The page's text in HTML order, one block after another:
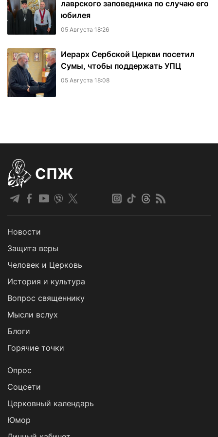
лаврского заповедника по случаю его
юбилея
05 Августа 18:26
Иерарх Сербской Церкви посетил
Сумы, чтобы поддержать УПЦ
05 Августа 18:08
СПЖ
Новости
Защита веры
Человек и Церковь
История и культура
Вопрос священнику
Мысли вслух
Блоги
Горячие точки
Опрос
Cоцсети
Церковный календарь
Юмор